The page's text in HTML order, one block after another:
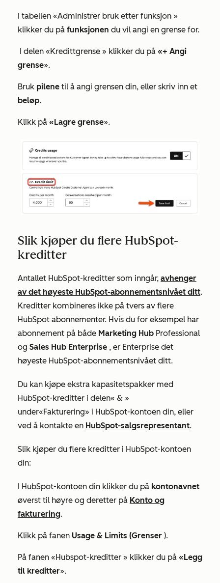
I tabellen «Administrer bruk etter funksjon »
klikker du på funksjonen du vil angi en grense for.
I delen «Kredittgrense » klikker du på «+ Angi
grense».
Bruk pilene til å angi grensen din, eller skriv inn et
beløp.
Klikk på «Lagre grense».
Slik kjøper du flere HubSpot-
kreditter
Antallet HubSpot-kreditter som inngår, avhenger
av det høyeste HubSpot-abonnementsnivået ditt.
Kreditter kombineres ikke på tvers av flere
HubSpot abonnementer. Hvis du for eksempel har
abonnement på både Marketing Hub Professional
og Sales Hub Enterprise , er Enterprise det
høyeste HubSpot-abonnementsnivået ditt.
Du kan kjøpe ekstra kapasitetspakker med
HubSpot-kreditter i delen« & »
under«Fakturering» i HubSpot-kontoen din, eller
ved å kontakte en HubSpot-salgsrepresentant.
Slik kjøper du flere kreditter i HubSpot-kontoen
din:
I HubSpot-kontoen din klikker du på kontonavnet
øverst til høyre og deretter på Konto og
fakturering.
Klikk på fanen Usage & Limits (Grenser ).
På fanen «Hubspot-kreditter » klikker du på «Legg
til kreditter».